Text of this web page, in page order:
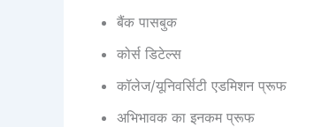
बैंक पासबुक
कोर्स डिटेल्स
कॉलेज/यूनिवर्सिटी एडमिशन प्रूफ
अभिभावक का इनकम प्रूफ